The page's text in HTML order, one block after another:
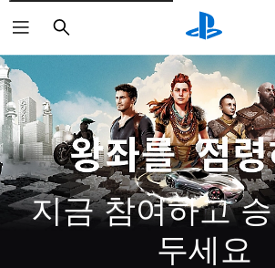
검
색
지금 참여하고
두세요